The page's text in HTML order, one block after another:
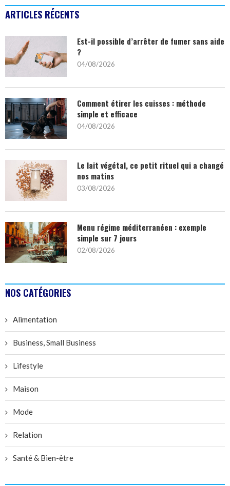
ARTICLES RÉCENTS
Est-il possible d’arrêter de fumer sans aide
?
04/08/2026
Comment étirer les cuisses : méthode
simple et efficace
04/08/2026
Le lait végétal, ce petit rituel qui a changé
nos matins
03/08/2026
Menu régime méditerranéen : exemple
simple sur 7 jours
02/08/2026
NOS CATÉGORIES
Alimentation
Business, Small Business
Lifestyle
Maison
Mode
Relation
Santé & Bien-être